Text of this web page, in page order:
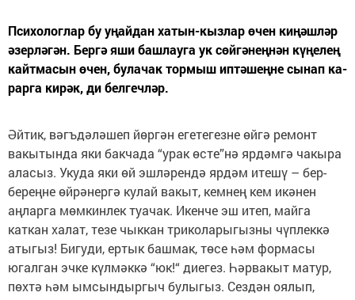
Психологлар бу уңайдан хатын-кызлар өчен киңәшләр
әзерләгән. Бергә яши башлауга ук сөйгәнеңнән күңелең
кайтмасын өчен, булачак тормыш иптәшеңне сынап ка­
рар­га кирәк, ди белгечләр.
Әйтик, вәгъ­дә­ләшеп йөргән егетегезне өйгә ремонт
вакытында яки бакчада “урак өсте”нә ярдәмгә чакыра
аласыз. Укуда яки өй эшләрендә ярдәм итешү – бер-
береңне өйрәнергә кулай вакыт, кемнең кем икәнен
аңларга мөмкинлек туачак. Икенче эш итеп, майга
каткан халат, тезе чыккан триколарыгызны чүплеккә
атыгыз! Бигуди, ертык башмак, төсе һәм формасы
югалган эчке күлмәккә “юк!“ диегез. Һә­рва­кыт матур,
пөхтә һәм ымсындыргыч булыгыз. Сездән оялып,